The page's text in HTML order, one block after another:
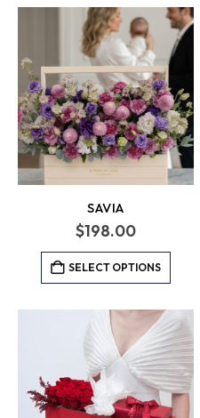
SAVIA
$198.00
SELECT OPTIONS